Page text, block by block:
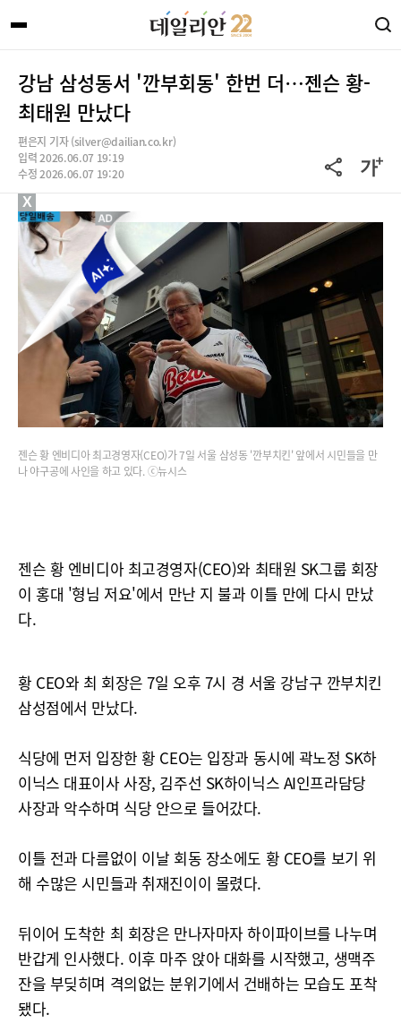
강남 삼성동서 '깐부회동' 한번 더…젠슨 황-
최태원 만났다
편은지 기자 (silver@dailian.co.kr)
입력 2026.06.07 19:19
수정 2026.06.07 19:20
젠슨 황 엔비디아 최고경영자(CEO)가 7일 서울 삼성동 '깐부치킨' 앞에서 시민들을 만
나 야구공에 사인을 하고 있다. ⓒ뉴시스
젠슨 황 엔비디아 최고경영자(CEO)와 최태원 SK그룹 회장
이 홍대 '형님 저요'에서 만난 지 불과 이틀 만에 다시 만났
다.
황 CEO와 최 회장은 7일 오후 7시 경 서울 강남구 깐부치킨
삼성점에서 만났다.
식당에 먼저 입장한 황 CEO는 입장과 동시에 곽노정 SK하
이닉스 대표이사 사장, 김주선 SK하이닉스 AI인프라담당
사장과 악수하며 식당 안으로 들어갔다.
이틀 전과 다름없이 이날 회동 장소에도 황 CEO를 보기 위
해 수많은 시민들과 취재진이이 몰렸다.
뒤이어 도착한 최 회장은 만나자마자 하이파이브를 나누며
반갑게 인사했다. 이후 마주 앉아 대화를 시작했고, 생맥주
잔을 부딪히며 격의없는 분위기에서 건배하는 모습도 포착
됐다.
X